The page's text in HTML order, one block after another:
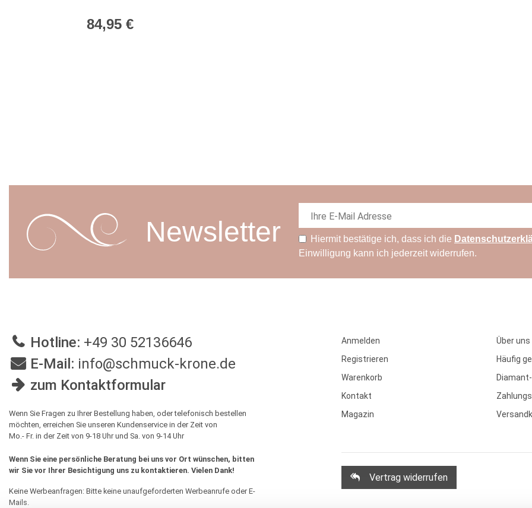
84,95 €
Newsletter Hiermit bestätige ich, dass ich die
Einwilligung kann ich jederzeit widerrufen.
Hotline: +49 30 52136646
E-Mail: info@schmuck-krone.de
zum Kontaktformular
Wenn Sie Fragen zu Ihrer Bestellung haben, oder telefonisch bestellen
möchten, erreichen Sie unseren Kundenservice in der Zeit von
Mo.- Fr. in der Zeit von 9-18 Uhr und Sa. von 9-14 Uhr
Wenn Sie eine persönliche Beratung bei uns vor Ort wünschen, bitten
wir Sie vor Ihrer Besichtigung uns zu kontaktieren. Vielen Dank!
Keine Werbeanfragen: Bitte keine unaufgeforderten Werbeanrufe oder E-
Mails.
Anmelden
Registrieren
Warenkorb
Kontakt
Magazin
Über uns
Häufig
Vertrag widerrufen